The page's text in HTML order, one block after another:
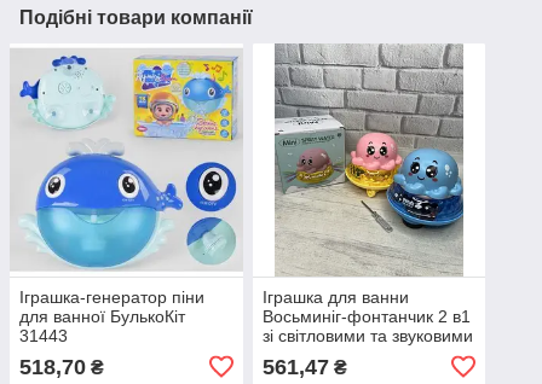
Подібні товари компанії
Іграшка-генератор піни
для ванної БулькоКіт
31443
518,70 ₴
Іграшка для ванни
Восьминіг-фонтанчик 2 в1
зі світловими та звуковими
561,47₴